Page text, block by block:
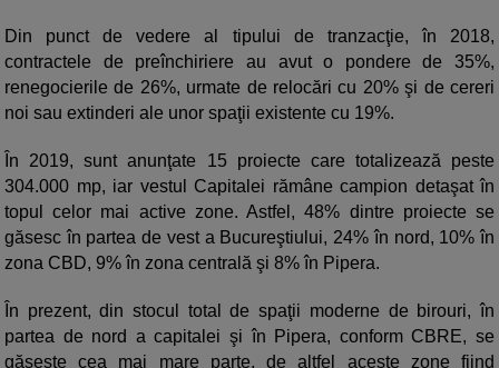
Din punct de vedere al tipului de tranzacţie, în 2018,
contractele de preînchiriere au avut o pondere de 35%,
renegocierile de 26%, urmate de relocări cu 20% şi de cereri
noi sau extinderi ale unor spaţii existente cu 19%.
În 2019, sunt anunţate 15 proiecte care totalizează peste
304.000 mp, iar vestul Capitalei rămâne campion detaşat în
topul celor mai active zone. Astfel, 48% dintre proiecte se
găsesc în partea de vest a Bucureştiului, 24% în nord, 10% în
zona CBD, 9% în zona centrală şi 8% în Pipera.
În prezent, din stocul total de spaţii moderne de birouri, în
partea de nord a capitalei şi în Pipera, conform CBRE, se
găseşte cea mai mare parte, de altfel aceste zone fiind